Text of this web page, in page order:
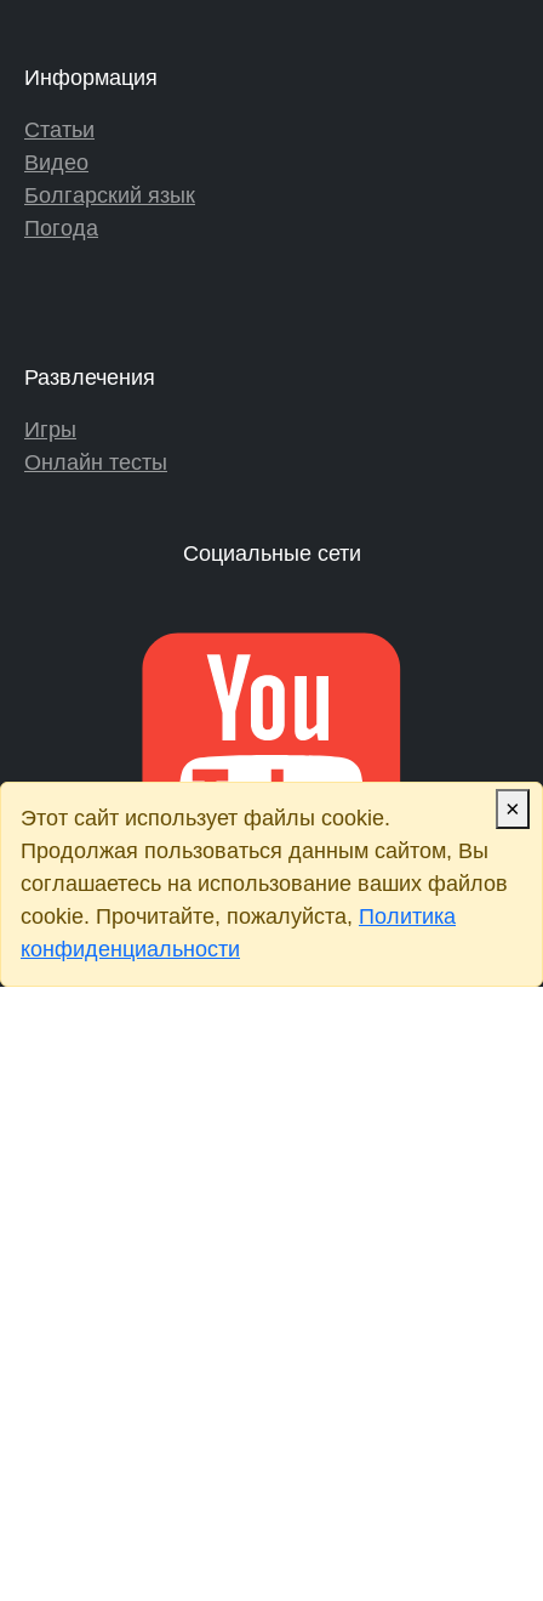
Информация
Статьи
Видео
Болгарский язык
Погода
Развлечения
Игры
Онлайн тесты
Социальные сети
×
Этот сайт использует файлы cookie.
Продолжая пользоваться данным сайтом, Вы
соглашаетесь на использование ваших файлов
cookie. Прочитайте, пожалуйста, Политика
конфиденциальности